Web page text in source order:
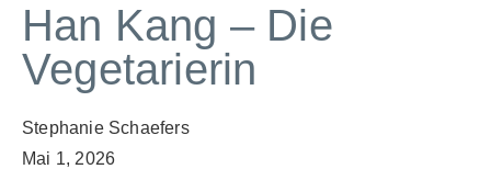
Han Kang – Die
Vegetarierin
Stephanie Schaefers
Mai 1, 2026